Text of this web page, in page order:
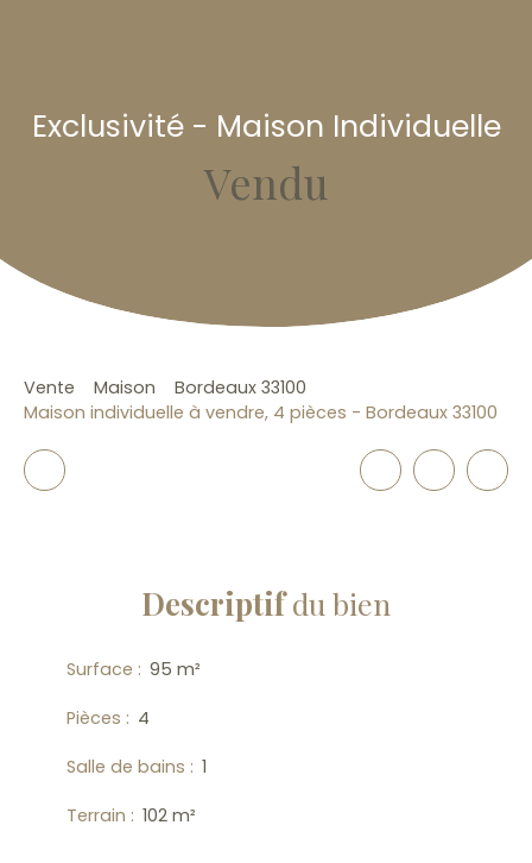
Exclusivité - Maison Individuelle
Vendu
Vente Maison
Bordeaux 33100
Maison individuelle à vendre, 4 pièces - Bordeaux 33100
Descriptifdu bien
Surface : 95 m²
Pièces : 4
Salle de bains : 1
Terrain : 102 m²